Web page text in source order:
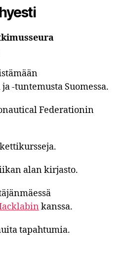
-tuntemusta Suomessa.
Federationin
alan kirjasto.
kanssa.
tapahtumia.